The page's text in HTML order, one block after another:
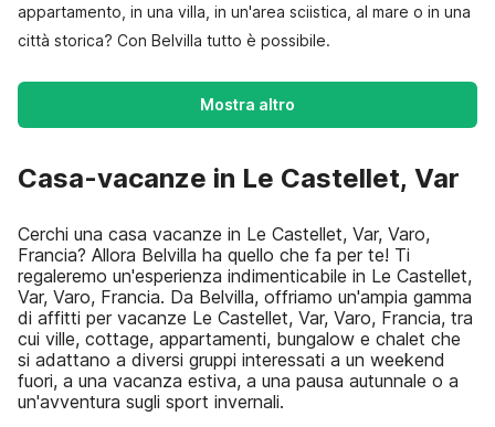
appartamento, in una villa, in un'area sciistica, al mare o in una
città storica? Con Belvilla tutto è possibile.
Mostra altro
Casa-vacanze in Le Castellet, Var
Cerchi una casa vacanze in Le Castellet, Var, Varo,
Francia? Allora Belvilla ha quello che fa per te! Ti
regaleremo un'esperienza indimenticabile in Le Castellet,
Var, Varo, Francia. Da Belvilla, offriamo un'ampia gamma
di affitti per vacanze Le Castellet, Var, Varo, Francia, tra
cui ville, cottage, appartamenti, bungalow e chalet che
si adattano a diversi gruppi interessati a un weekend
fuori, a una vacanza estiva, a una pausa autunnale o a
un'avventura sugli sport invernali.